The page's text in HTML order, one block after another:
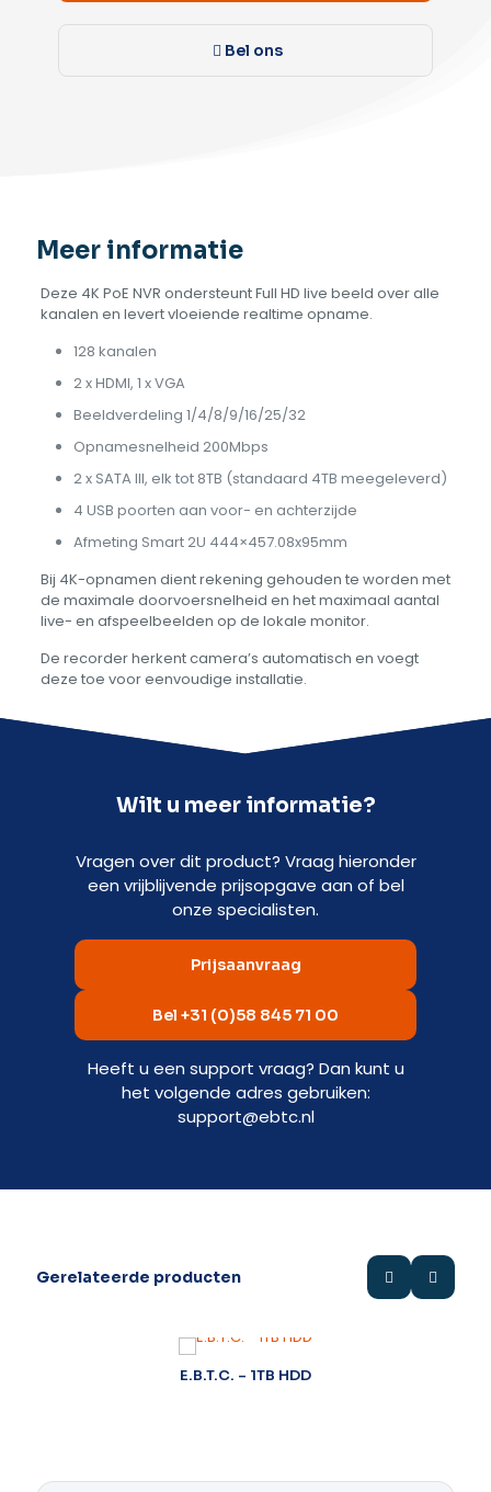
Bel ons
Meer informatie
Deze 4K PoE NVR ondersteunt Full HD live beeld over alle
kanalen en levert vloeiende realtime opname.
128 kanalen
2 x HDMI, 1 x VGA
Beeldverdeling 1/4/8/9/16/25/32
Opnamesnelheid 200Mbps
2 x SATA III, elk tot 8TB (standaard 4TB meegeleverd)
4 USB poorten aan voor- en achterzijde
Afmeting Smart 2U 444×457.08x95mm
Bij 4K-opnamen dient rekening gehouden te worden met
de maximale doorvoersnelheid en het maximaal aantal
live- en afspeelbeelden op de lokale monitor.
De recorder herkent camera’s automatisch en voegt
deze toe voor eenvoudige installatie.
Wilt u meer informatie?
Vragen over dit product? Vraag hieronder
een vrijblijvende prijsopgave aan of bel
onze specialisten.
Prijsaanvraag
Bel +31 (0)58 845 71 00
Heeft u een support vraag? Dan kunt u
het volgende adres gebruiken:
support@ebtc.nl
Gerelateerde producten
E.B.T.C. – 1TB HDD